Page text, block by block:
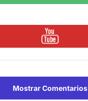
Mostrar Comentarios